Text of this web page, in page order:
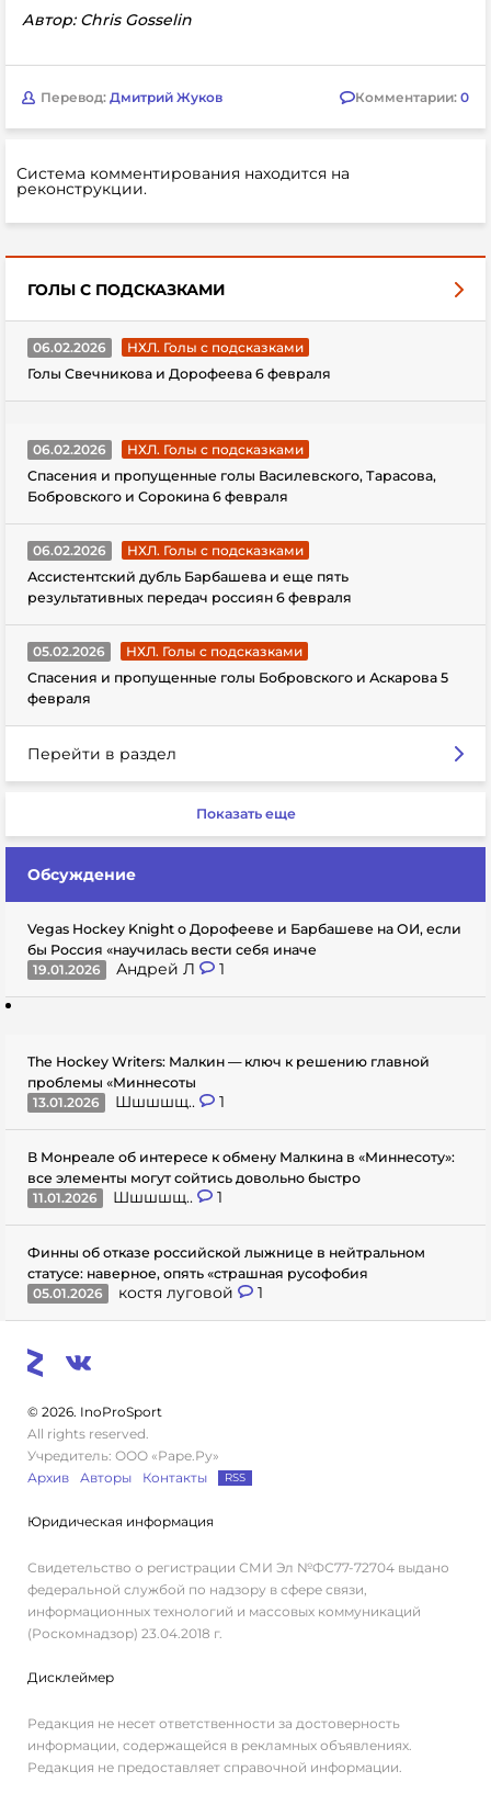
Автор: Chris Gosselin
Перевод: Дмитрий Жуков Комментарии: 0
Система комментирования находится на
реконструкции.
ГОЛЫ С ПОДСКАЗКАМИ
06.02.2026
НХЛ. Голы с подсказками
Голы Свечникова и Дорофеева 6 февраля
06.02.2026
НХЛ. Голы с подсказками
Спасения и пропущенные голы Василевского, Тарасова,
Бобровского и Сорокина 6 февраля
06.02.2026
НХЛ. Голы с подсказками
Ассистентский дубль Барбашева и еще пять
результативных передач россиян 6 февраля
05.02.2026
НХЛ. Голы с подсказками
Спасения и пропущенные голы Бобровского и Аскарова 5
февраля
Перейти в раздел
Показать еще
Обсуждение
Vegas Hockey Knight о Дорофееве и Барбашеве на ОИ, если
бы Россия «научилась вести себя иначе
19.01.2026
Андрей Л 1
The Hockey Writers: Малкин — ключ к решению главной
проблемы «Миннесоты
13.01.2026
Шшшшщ.. 1
В Монреале об интересе к обмену Малкина в «Миннесоту»:
все элементы могут сойтись довольно быстро
11.01.2026
Шшшшщ.. 1
Финны об отказе российской лыжнице в нейтральном
статусе: наверное, опять «страшная русофобия
05.01.2026
костя луговой 1
© 2026. InoProSport
All rights reserved.
Учредитель: ООО «Раре.Ру»
Архив
Авторы Контакты RSS
Юридическая информация
Свидетельство о регистрации СМИ Эл №ФС77-72704 выдано
федеральной службой по надзору в сфере связи,
информационных технологий и массовых коммуникаций
(Роскомнадзор) 23.04.2018 г.
Дисклеймер
Редакция не несет ответственности за достоверность
информации, содержащейся в рекламных объявлениях.
Редакция не предоставляет справочной информации.